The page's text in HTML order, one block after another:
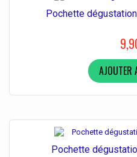
Pochette
AJOUTER
Pochette